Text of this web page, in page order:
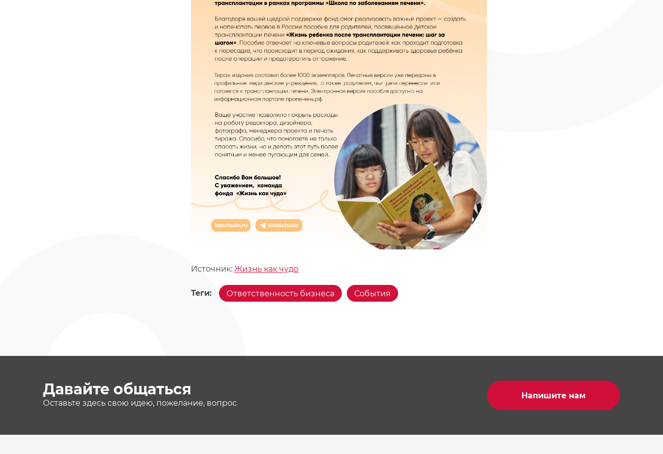
Источник: Жизнь как чудо
Теги: Ответственность бизнеса События
Давайте общаться
Оставьте здесь свою идею, пожелание, вопрос
Напишите нам